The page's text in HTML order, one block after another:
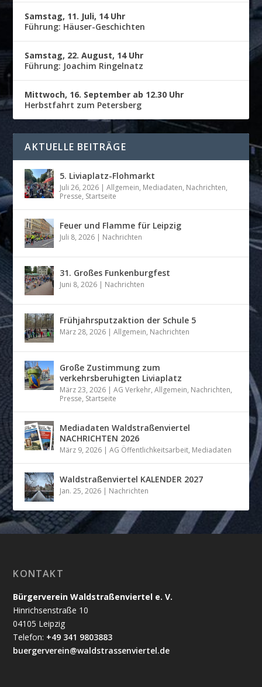
Samstag, 11. Juli, 14 Uhr
Führung: Häuser-Geschichten
Samstag, 22. August, 14 Uhr
Führung: Joachim Ringelnatz
Mittwoch, 16. September ab 12.30 Uhr
Herbstfahrt zum Petersberg
AKTUELLE BEITRÄGE
5. Liviaplatz-Flohmarkt
Juli 26, 2026 |Allgemein, Mediadaten, Nachrichten,
Presse, Startseite
Feuer und Flamme für Leipzig
Juli 8, 2026 | Nachrichten
31. Großes Funkenburgfest
Juni 8, 2026 | Nachrichten
Frühjahrsputzaktion der Schule 5
März 28, 2026 |Allgemein, Nachrichten
Große Zustimmung zum
verkehrsberuhigten Liviaplatz
März 23, 2026 |AG Verkehr,Allgemein, Nachrichten,
Presse, Startseite
Mediadaten Waldstraßenviertel
NACHRICHTEN 2026
März 9, 2026 |AG Öffentlichkeitsarbeit, Mediadaten
Waldstraßenviertel KALENDER 2027
Jan. 25, 2026 | Nachrichten
KONTAKT
Bürgerverein Waldstraßenviertel e. V.
Hinrichsenstraße 10
04105 Leipzig
Telefon: +49 341 9803883
buergerverein@waldstrassenviertel.de